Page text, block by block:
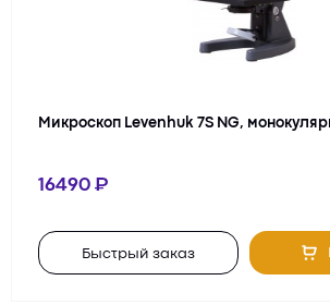
Микроскоп Levenhuk 7S NG,
16490
Быстрый заказ